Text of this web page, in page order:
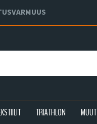
TRIATHLON MUUT